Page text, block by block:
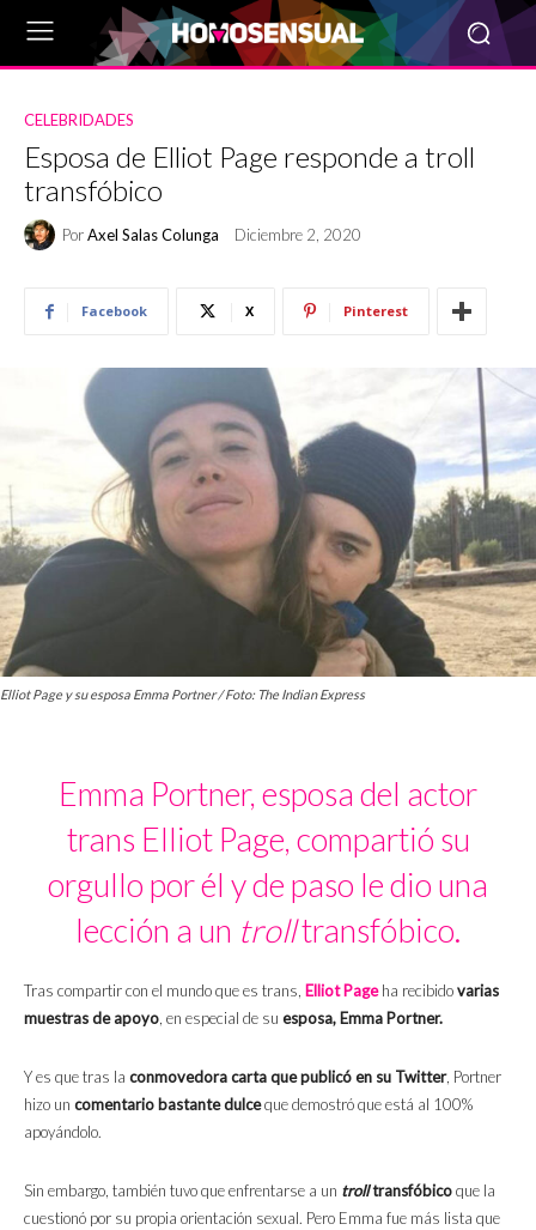
CELEBRIDADES
Esposa de Elliot Page responde a troll
transfóbico
PorAxel Salas Colunga Diciembre 2, 2020
Facebook X Pinterest
Elliot Page y su esposa Emma Portner / Foto: The Indian Express
Emma Portner, esposa del actor
trans Elliot Page, compartió su
orgullo por él y de paso le dio una
lección a un trolltransfóbico.
Tras compartir con el mundo que es trans, Elliot Pageha recibidovarias
muestras de apoyo, en especial de su esposa, Emma Portner.
Y es que tras la conmovedora carta que publicó en su Twitter, Portner
hizo un comentario bastante dulceque demostró que está al 100%
apoyándolo.
Sin embargo, también tuvo que enfrentarse a un trolltransfóbicoque la
cuestionó por su propia orientación sexual. Pero Emma fue más lista que